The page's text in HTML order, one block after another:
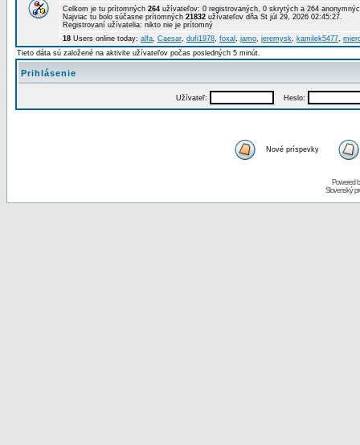
Celkom je tu prítomných 264 užívateľov: 0 registrovaných, 0 skrytých a 264
Najviac tu bolo súčasne prítomných 21832 užívateľov dňa St júl 29, 2026 02:45:27.
Registrovaní užívatelia: nikto nie je prítomný
18 Users online today: alfa, Caesar, dufi1978, foxal , jamo, jeremysk, kamilek5477,
Tieto dáta sú založené na aktivite užívateľov počas posledných 5 minút.
Prihlásenie
Užívateľ: Heslo:
Nové príspevky
Powered
Slovenský